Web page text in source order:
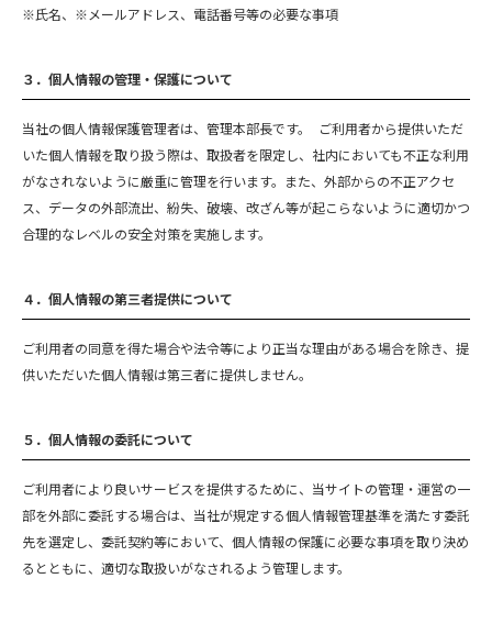
※氏名、※メールアドレス、電話番号等の必要な事項
３．個人情報の管理・保護について
当社の個人情報保護管理者は、管理本部長です。 ご利用者から提供いただ
いた個人情報を取り扱う際は、取扱者を限定し、社内においても不正な利用
がなされないように厳重に管理を行います。また、外部からの不正アクセ
ス、データの外部流出、紛失、破壊、改ざん等が起こらないように適切かつ
合理的なレベルの安全対策を実施します。
４．個人情報の第三者提供について
ご利用者の同意を得た場合や法令等により正当な理由がある場合を除き、提
供いただいた個人情報は第三者に提供しません。
５．個人情報の委託について
ご利用者により良いサービスを提供するために、当サイトの管理・運営の一
部を外部に委託する場合は、当社が規定する個人情報管理基準を満たす委託
先を選定し、委託契約等において、個人情報の保護に必要な事項を取り決め
るとともに、適切な取扱いがなされるよう管理します。